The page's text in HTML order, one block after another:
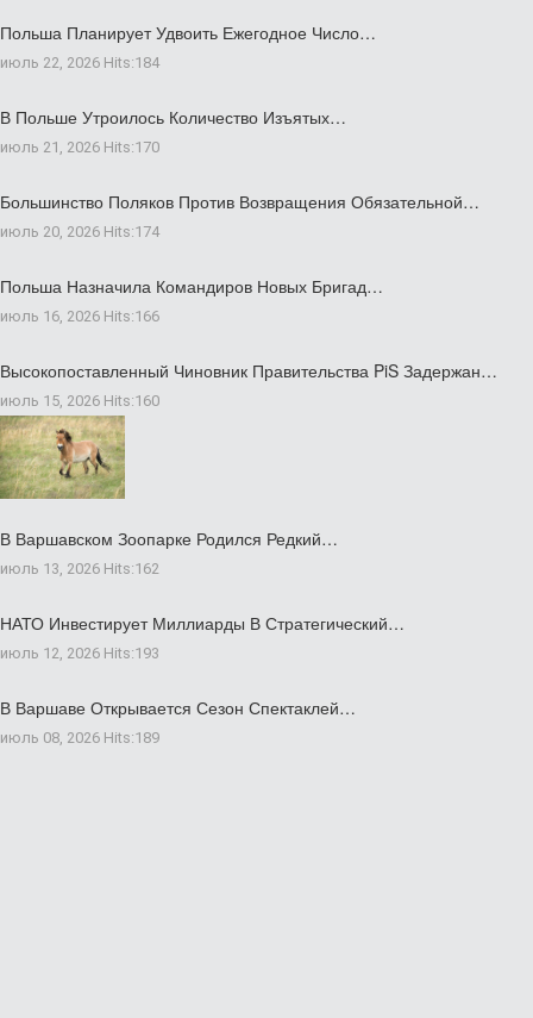
Польша Планирует Удвоить Ежегодное Число…
июль 22, 2026 Hits:184
В Польше Утроилось Количество Изъятых…
июль 21, 2026 Hits:170
Большинство Поляков Против Возвращения Обязательной…
июль 20, 2026 Hits:174
Польша Назначила Командиров Новых Бригад…
июль 16, 2026 Hits:166
Высокопоставленный Чиновник Правительства PiS Задержан…
июль 15, 2026 Hits:160
В Варшавском Зоопарке Родился Редкий…
июль 13, 2026 Hits:162
НАТО Инвестирует Миллиарды В Стратегический…
июль 12, 2026 Hits:193
В Варшаве Открывается Сезон Спектаклей…
июль 08, 2026 Hits:189